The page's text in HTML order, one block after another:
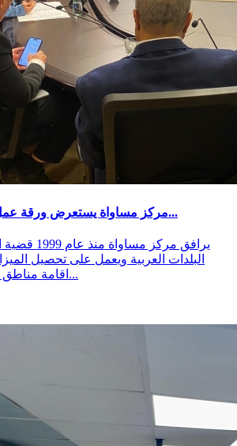
مركز مساواة يستعرض ورقة عمل حول إقامة المناطق...
يرافق مركز
البلدات العربية ويعمل على تحصيل
اقامة مناطق صناعية. لجنة الداخلية...